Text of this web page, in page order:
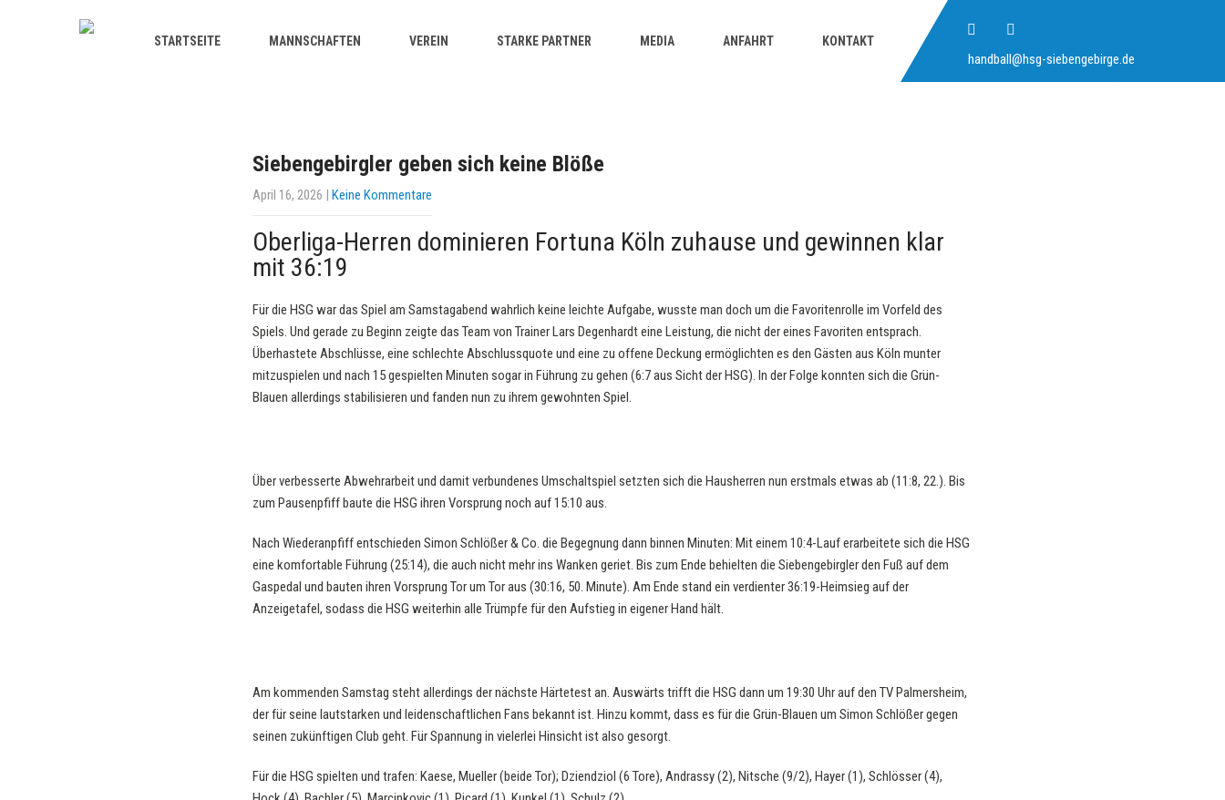
handball@hsg-siebengebirge.de
STARTSEITE MANNSCHAFTEN VEREIN STARKE PARTNER MEDIA ANFAHRT KONTAKT
Siebengebirgler geben sich keine Blöße
April 16, 2026 | Keine Kommentare
Oberliga-Herren dominieren Fortuna Köln zuhause und gewinnen klar
mit 36:19
Für die HSG war das Spiel am Samstagabend wahrlich keine leichte Aufgabe, wusste man doch um die Favoritenrolle im Vorfeld des
Spiels. Und gerade zu Beginn zeigte das Team von Trainer Lars Degenhardt eine Leistung, die nicht der eines Favoriten entsprach.
Überhastete Abschlüsse, eine schlechte Abschlussquote und eine zu offene Deckung ermöglichten es den Gästen aus Köln munter
mitzuspielen und nach 15 gespielten Minuten sogar in Führung zu gehen (6:7 aus Sicht der HSG). In der Folge konnten sich die Grün-
Blauen allerdings stabilisieren und fanden nun zu ihrem gewohnten Spiel.
Über verbesserte Abwehrarbeit und damit verbundenes Umschaltspiel setzten sich die Hausherren nun erstmals etwas ab (11:8, 22.). Bis
zum Pausenpfiff baute die HSG ihren Vorsprung noch auf 15:10 aus.
Nach Wiederanpfiff entschieden Simon Schlößer & Co. die Begegnung dann binnen Minuten: Mit einem 10:4-Lauf erarbeitete sich die HSG
eine komfortable Führung (25:14), die auch nicht mehr ins Wanken geriet. Bis zum Ende behielten die Siebengebirgler den Fuß auf dem
Gaspedal und bauten ihren Vorsprung Tor um Tor aus (30:16, 50. Minute). Am Ende stand ein verdienter 36:19-Heimsieg auf der
Anzeigetafel, sodass die HSG weiterhin alle Trümpfe für den Aufstieg in eigener Hand hält.
Am kommenden Samstag steht allerdings der nächste Härtetest an. Auswärts trifft die HSG dann um 19:30 Uhr auf den TV Palmersheim,
der für seine lautstarken und leidenschaftlichen Fans bekannt ist. Hinzu kommt, dass es für die Grün-Blauen um Simon Schlößer gegen
seinen zukünftigen Club geht. Für Spannung in vielerlei Hinsicht ist also gesorgt.
Für die HSG spielten und trafen: Kaese, Mueller (beide Tor); Dziendziol (6 Tore), Andrassy (2), Nitsche (9/2), Hayer (1), Schlösser (4),